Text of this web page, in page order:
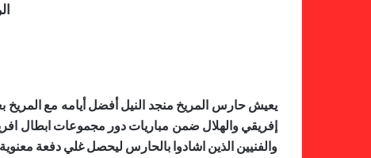
يعيش حارس المريخ منجد النيل أفضل أيامه مع المريخ
إفريقي والهلال ضمن مباريات دور مجموعات ابطال
والفنيين الذين اشادوا بالحارس ليحصل غلي دفعة